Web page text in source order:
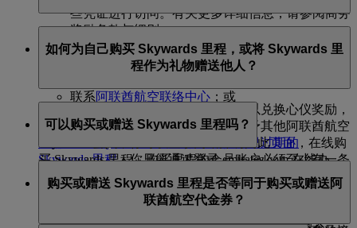
些凭证进行访问。有关更多详细信息，请参阅商务
奖励条款与细则。
方式操作：
联系阿联酋航空联络中心 ；或
如需延长 Skywards 里程有效期或恢复已过期的
Skywards 里程，你只能通过登录 emirates.com 在线办
理。
如何为自己购买 Skywards 里程，或将 Skywards 里
程作为礼物赠送他人？
如果你尚未赚取足够的 Skywards 里程以兑换心仪奖励，
或者希望将 Skywards 里程作为礼物赠予其他阿联酋航空
Skywards 会员，你可以登录网站并访问此页面，在线购
买 Skywards 里程。购买里程的会员账户必须至少有一条
通过搭乘阿联酋航空航班或在合作伙伴处消费赚取里程
的活动记录。
白金卡和金卡会员可在一个日历年内至多购买
可以购买或赠送 Skywards 里程吗？
程为购买单位，最低购买量为 2,000 Skywards 里程。
购买或赠送 Skywards 里程是否等同于购买或赠送阿
联酋航空代金券？